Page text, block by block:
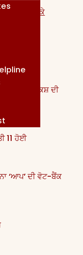
ਆਮਦ ਨੂੰ ਲੈ ਕੇ
ਪੌਂਡ ਦੀ ਪੇਸ਼ਕਸ਼ ਦੀ
11 ਹੋਈ
‘ਆਪ’ ਦੀ ਵੋਟ-ਬੈਂਕ